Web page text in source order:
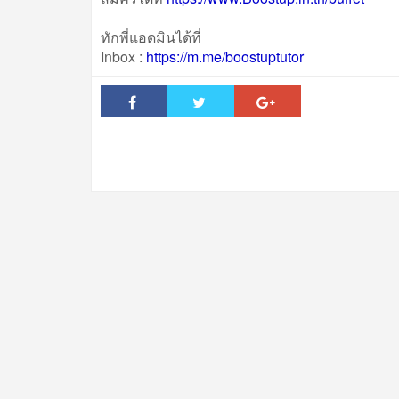
ทักพี่แอดมินได้ที่
Inbox : https://m.me/boostuptutor